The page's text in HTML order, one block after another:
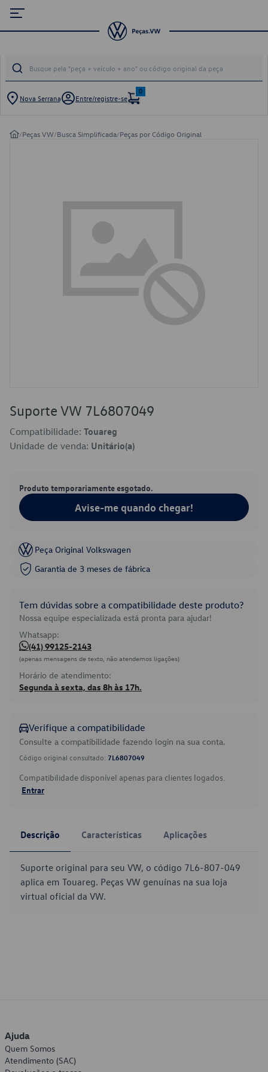
Nova Serrana Entre/registre-se
0
/Peças VW/Busca Simplificada/Peças por Código Original
Suporte VW 7L6807049
Compatibilidade: Touareg
Unidade de venda: Unitário(a)
Produto temporariamente esgotado.
Avise-me quando chegar!
Peça Original Volkswagen
Garantia de 3 meses de fábrica
Tem dúvidas sobre a compatibilidade deste produto?
Nossa equipe especializada está pronta para ajudar!
Whatsapp:
(41) 99125-2143
(apenas mensagens de texto, não atendemos ligações)
Horário de atendimento:
Segunda à sexta, das 8h às 17h.
Verifique a compatibilidade
Consulte a compatibilidade fazendo login na sua conta.
Código original consultado: 7L6807049
Compatibilidade disponível apenas para clientes logados.
Entrar
Descrição Características Aplicações
Suporte original para seu VW, o código 7L6-807-049
aplica em Touareg. Peças VW genuínas na sua loja
virtual oficial da VW.
Ajuda
Quem Somos
Atendimento (SAC)